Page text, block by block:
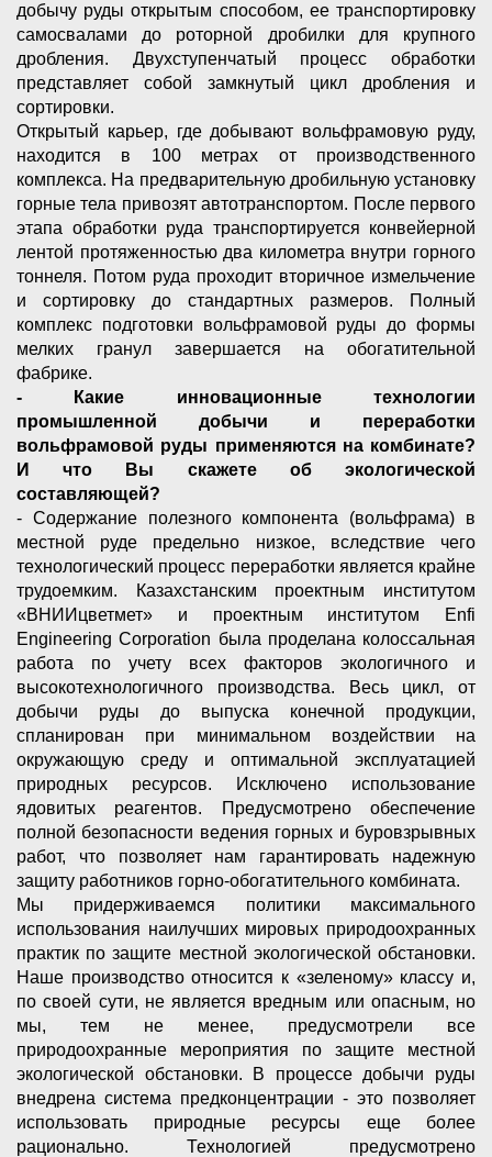
добычу руды открытым способом, ее транспортировку
самосвалами до роторной дробилки для крупного
дробления. Двухступенчатый процесс обработки
представляет собой замкнутый цикл дробления и
сортировки.
Открытый карьер, где добывают вольфрамовую руду,
находится в 100 метрах от производственного
комплекса. На предварительную дробильную установку
горные тела привозят автотранспортом. После первого
этапа обработки руда транспортируется конвейерной
лентой протяженностью два километра внутри горного
тоннеля. Потом руда проходит вторичное измельчение
и сортировку до стандартных размеров. Полный
комплекс подготовки вольфрамовой руды до формы
мелких гранул завершается на обогатительной
фабрике.
- Какие инновационные технологии
промышленной добычи и переработки
вольфрамовой руды применяются на комбинате?
И что Вы скажете об экологической
составляющей?
- Содержание полезного компонента (вольфрама) в
местной руде предельно низкое, вследствие чего
технологический процесс переработки является крайне
трудоемким. Казахстанским проектным институтом
«ВНИИцветмет» и проектным институтом Enfi
Engineering Corporation была проделана колоссальная
работа по учету всех факторов экологичного и
высокотехнологичного производства. Весь цикл, от
добычи руды до выпуска конечной продукции,
спланирован при минимальном воздействии на
окружающую среду и оптимальной эксплуатацией
природных ресурсов. Исключено использование
ядовитых реагентов. Предусмотрено обеспечение
полной безопасности ведения горных и буровзрывных
работ, что позволяет нам гарантировать надежную
защиту работников горно-обогатительного комбината.
Мы придерживаемся политики максимального
использования наилучших мировых природоохранных
практик по защите местной экологической обстановки.
Наше производство относится к «зеленому» классу и,
по своей сути, не является вредным или опасным, но
мы, тем не менее, предусмотрели все
природоохранные мероприятия по защите местной
экологической обстановки. В процессе добычи руды
внедрена система предконцентрации - это позволяет
использовать природные ресурсы еще более
рационально. Технологией предусмотрено